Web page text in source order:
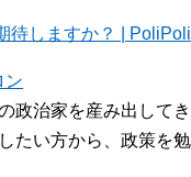
待しますか？ | PoliPoli
ン
政治家を産み出して
たい方から、政策を